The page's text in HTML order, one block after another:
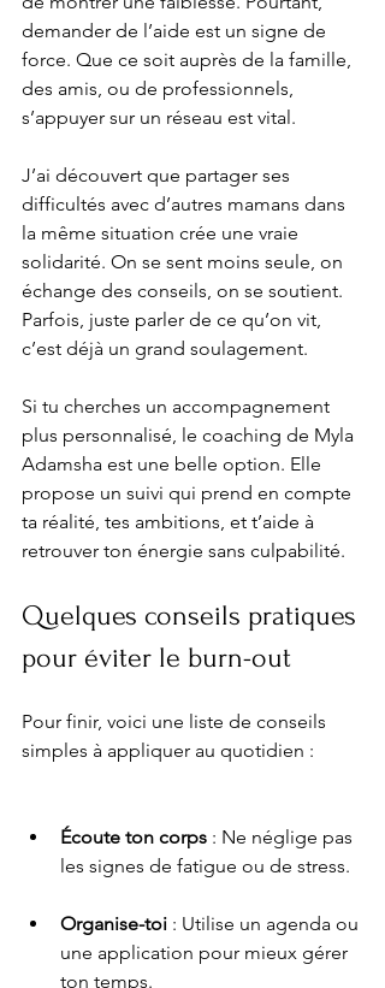
demander de l’aide est un signe de
force. Que ce soit auprès de la famille,
des amis, ou de professionnels,
s’appuyer sur un réseau est vital.
J’ai découvert que partager ses
difficultés avec d’autres mamans dans
la même situation crée une vraie
solidarité. On se sent moins seule, on
échange des conseils, on se soutient.
Parfois, juste parler de ce qu’on vit,
c’est déjà un grand soulagement.
Si tu cherches un accompagnement
plus personnalisé, le coaching de Myla
Adamsha est une belle option. Elle
propose un suivi qui prend en compte
ta réalité, tes ambitions, et t’aide à
retrouver ton énergie sans culpabilité.
Quelques conseils pratiques
pour éviter le burn-out
Pour finir, voici une liste de conseils
simples à appliquer au quotidien :
Écoute ton corps : Ne néglige pas
les signes de fatigue ou de stress.
Organise-toi : Utilise un agenda ou
une application pour mieux gérer
ton temps.